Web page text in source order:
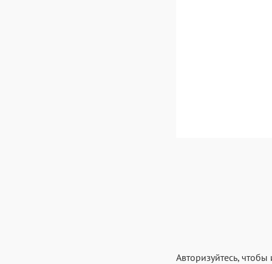
Авторизуйтесь, чтобы